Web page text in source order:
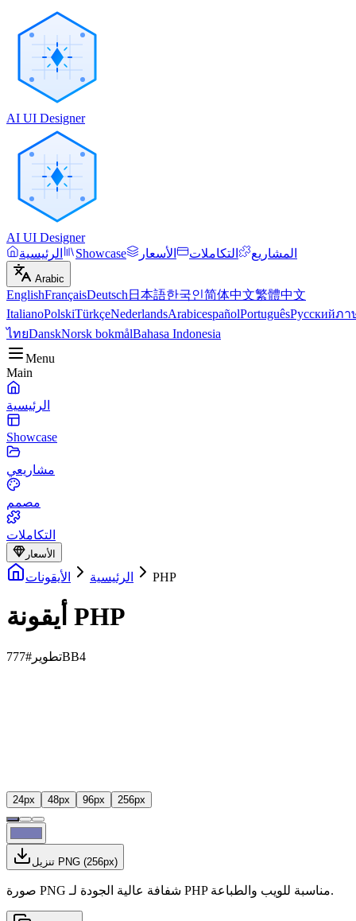
AI UI Designer
AI UI Designer
الرئيسية
Showcase المشاريع التكاملات الأسعار
Arabic
EnglishFrançaisDeutsch 日本語한국인简体中文繁體中文
ItalianoPolskiTürkçeNederlandsArabicespañolPortuguêsРусскийภา
ไทยDanskNorsk bokmålBahasa Indonesia
Menu
Main
الرئيسية
Showcase
مشاريعي
مصمم
التكاملات
الأسعار
الرئيسية الأيقونات PHP
أيقونة PHP
تطوير#777BB4
24px 48px 96px 256px
تنزيل PNG (256px)
صورة PNG شفافة عالية الجودة لـ PHP مناسبة للويب والطباعة.